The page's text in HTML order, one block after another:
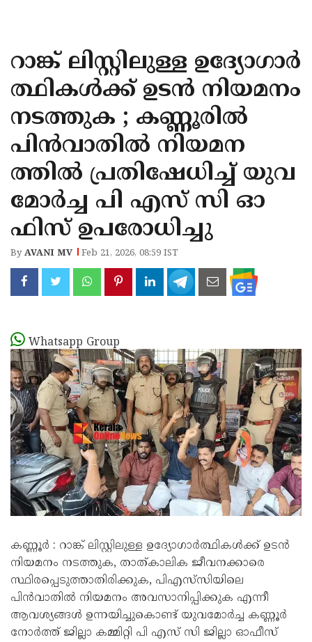
KANNUR
KASARAGOD
റാങ്ക് ലിസ്റ്റിലുള്ള ഉദ്യോഗാർ
ത്ഥികൾക്ക് ഉടൻ നിയമനം
നടത്തുക ; കണ്ണൂരിൽ
പിൻവാതിൽ നിയമന
ത്തിൽ പ്രതിഷേധിച്ച് യുവ
മോർച്ച പി എസ് സി ഓ
ഫിസ് ഉപരോധിച്ചു
ByAVANI MV Feb 21, 2026, 08:59 IST
Whatsapp Group
കണ്ണൂർ : റാങ്ക് ലിസ്റ്റിലുള്ള ഉദ്യോഗാർത്ഥികൾക്ക് ഉടൻ
നിയമനം നടത്തുക, താത്കാലിക ജീവനക്കാരെ
സ്ഥിരപ്പെടുത്താതിരിക്കുക, പിഎസ്‌സിയിലെ
പിൻവാതിൽ നിയമനം അവസാനിപ്പിക്കുക എന്നീ
ആവശ്യങ്ങൾ ഉന്നയിച്ചുകൊണ്ട് യുവമോർച്ച കണ്ണൂർ
നോർത്ത് ജില്ലാ കമ്മിറ്റി പി എസ് സി ജില്ലാ ഓഫീസ്